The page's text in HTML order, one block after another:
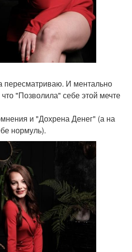
пересматриваю. И ментально
"Позволила" себе этой мечте
и "Дохрена Денег" (а на
нормуль).